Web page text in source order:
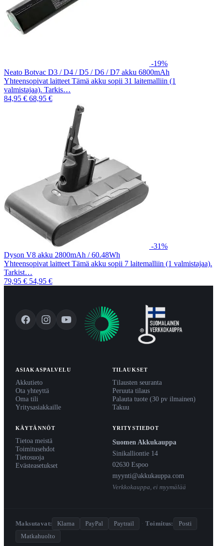
-19%
Neato Botvac D3 / D4 / D5 / D6 / D7 akku 6800mAh
Yhteensopivat laitteet Tämä akku sopii 31 laitemalliin (1
valmistajaa). Tarkis…
84,95 € 68,95 €
-31%
Dyson V8 akku 2800mAh / 60.48Wh
Yhteensopivat laitteet Tämä akku sopii 7 laitemalliin (1 valmistajaa).
Tarkist…
79,95 € 54,95 €
ASIAKASPALVELU
Akkutieto
Ota yhteyttä
Oma tili
Yritysasiakkaille
TILAUKSET
Tilausten seuranta
Peruuta tilaus
Palauta tuote (30 pv ilmainen)
Takuu
KÄYTÄNNÖT
Tietoa meistä
Toimitusehdot
Tietosuoja
Evästeasetukset
YRITYSTIEDOT
Suomen Akkukauppa
Sinikalliontie 14
02630 Espoo
myynti@akkukauppa.com
Verkkokauppa, ei myymälää
Maksutavat: Klarna PayPal Paytrail · Toimitus:
Posti
Matkahuolto